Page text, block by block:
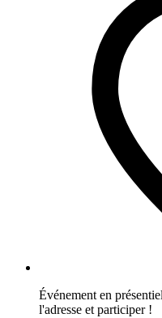
Événement en présentiel
l'adresse et participer !